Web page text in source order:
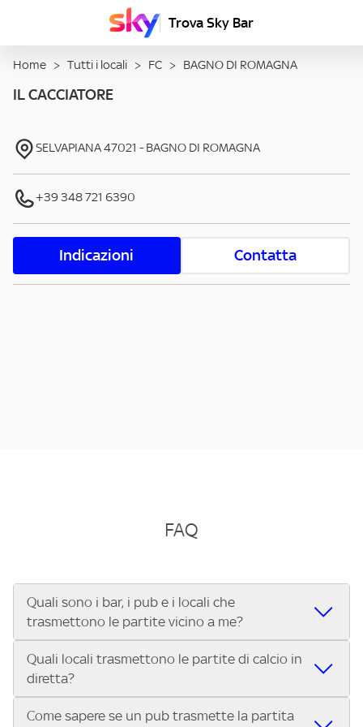
Trova Sky Bar
Home > Tutti i locali > FC > BAGNO DI ROMAGNA
IL CACCIATORE
SELVAPIANA47021 - BAGNO DI ROMAGNA
+39 348 721 6390
Indicazioni Contatta
FAQ
Quali sono i bar, i pub e i locali che
trasmettono le partite vicino a me?
Se cerchi un bar, pub, ristorante o locale vicino a te per
vedere le partite di Serie A ENILIVE, la Serie C Sky Wifi, la
UEFA Champions League, la UEFA Europa League, la UEFA
Conference League, il Tennis, la Formula 1®, la MotoGP™ e
Quali locali trasmettono le partite di calcio in
diretta?
Vuoi sapere quali bar, pub o ristoranti mostrano le partite
Come sapere se un pub trasmette la partita